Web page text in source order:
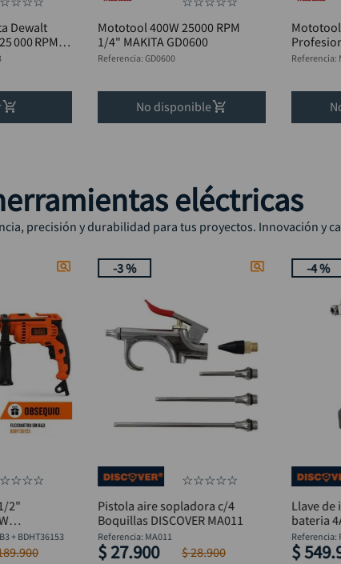
Dewalt
000 RPM
Mototool 400W 25000 RPM
1/4" MAKITA GD0600
Referencia:GD0600
No disponible
Referencia:
eléctricas
precisión y durabilidad para tus proyectos. Innovación y
☆☆☆☆
2"
+ BDHT36153
.900
-3 %
☆☆☆☆☆
Pistola aire sopladora c/4
Boquillas DISCOVER MA011
Referencia: MA011
$ 27.900 $28.900
-4 %
Llave de
bateria
Discover
Referencia:
$549.